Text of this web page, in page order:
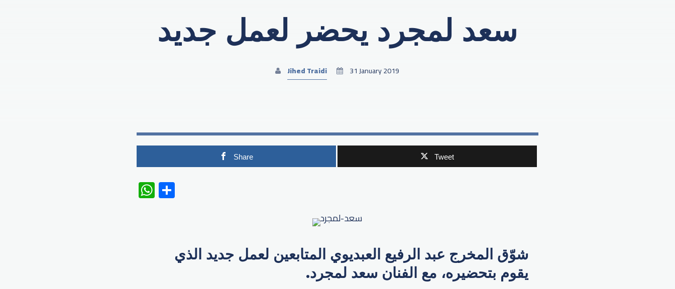
سعد لمجرد يحضر لعمل جديد
Jihed Traidi 31 January 2019
Share Tweet
WhatsApp
شوّق المخرج ​عبد الرفيع العبديوي المتابعين لعمل جديد الذي
يقوم بتحضيره، مع الفنان سعد لمجرد.